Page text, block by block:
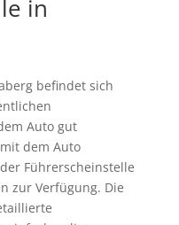
in
befindet sich
Auto gut
dem Auto
Führerscheinstelle
zur Verfügung. Die